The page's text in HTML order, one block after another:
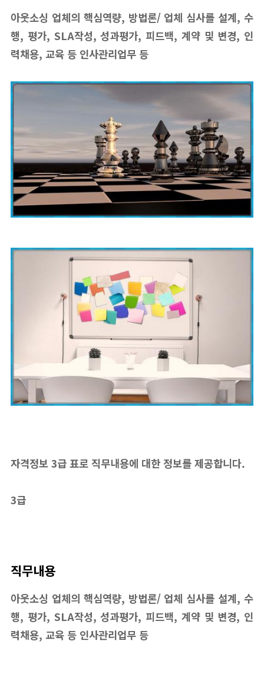
아웃소싱 업체의 핵심역량, 방법론/ 업체 심사를 설계, 수
행, 평가, SLA작성, 성과평가, 피드백, 계약 및 변경, 인
력채용, 교육 등 인사관리업무 등
자격정보 3급 표로 직무내용에 대한 정보를 제공합니다.
3급
직무내용
아웃소싱 업체의 핵심역량, 방법론/ 업체 심사를 설계, 수
행, 평가, SLA작성, 성과평가, 피드백, 계약 및 변경, 인
력채용, 교육 등 인사관리업무 등